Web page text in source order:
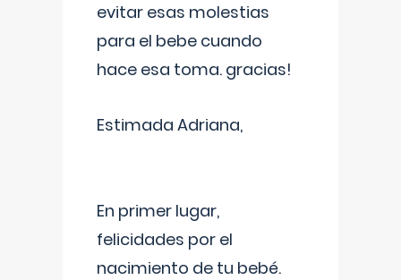
evitar esas molestias
para el bebe cuando
hace esa toma. gracias!
Estimada Adriana,
En primer lugar,
felicidades por el
nacimiento de tu bebé.